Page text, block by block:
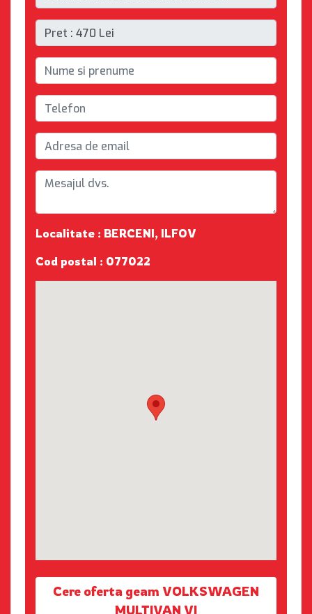
Localitate : BERCENI, ILFOV
Cod postal : 077022
Cere oferta geam VOLKSWAGEN
MULTIVAN VI